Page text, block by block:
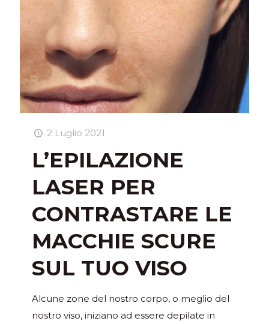
2 Luglio 2021
L’EPILAZIONE
LASER PER
CONTRASTARE LE
MACCHIE SCURE
SUL TUO VISO
Alcune zone del nostro corpo, o meglio del
nostro viso, iniziano ad essere depilate in